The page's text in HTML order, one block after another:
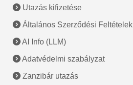
Utazás kifizetése
Általános Szerződési Feltételek
AI Info (LLM)
Adatvédelmi szabályzat
Zanzibár utazás